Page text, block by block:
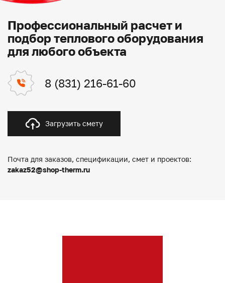
Профессиональный расчет и
подбор теплового оборудования
для любого объекта
8 (831) 216-61-60
Загрузить смету
Почта для заказов, спецификации, смет и проектов:
zakaz52@shop-therm.ru